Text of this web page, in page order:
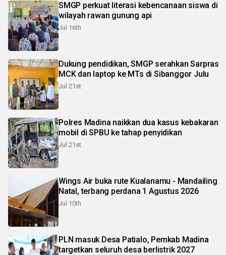
SMGP perkuat literasi kebencanaan siswa di
wilayah rawan gunung api
Jul 16th
Dukung pendidikan, SMGP serahkan Sarpras
MCK dan laptop ke MTs di Sibanggor Julu
Jul 21st
Polres Madina naikkan dua kasus kebakaran
mobil di SPBU ke tahap penyidikan
Jul 21st
Wings Air buka rute Kualanamu - Mandailing
Natal, terbang perdana 1 Agustus 2026
Jul 10th
PLN masuk Desa Patialo, Pemkab Madina
targetkan seluruh desa berlistrik 2027